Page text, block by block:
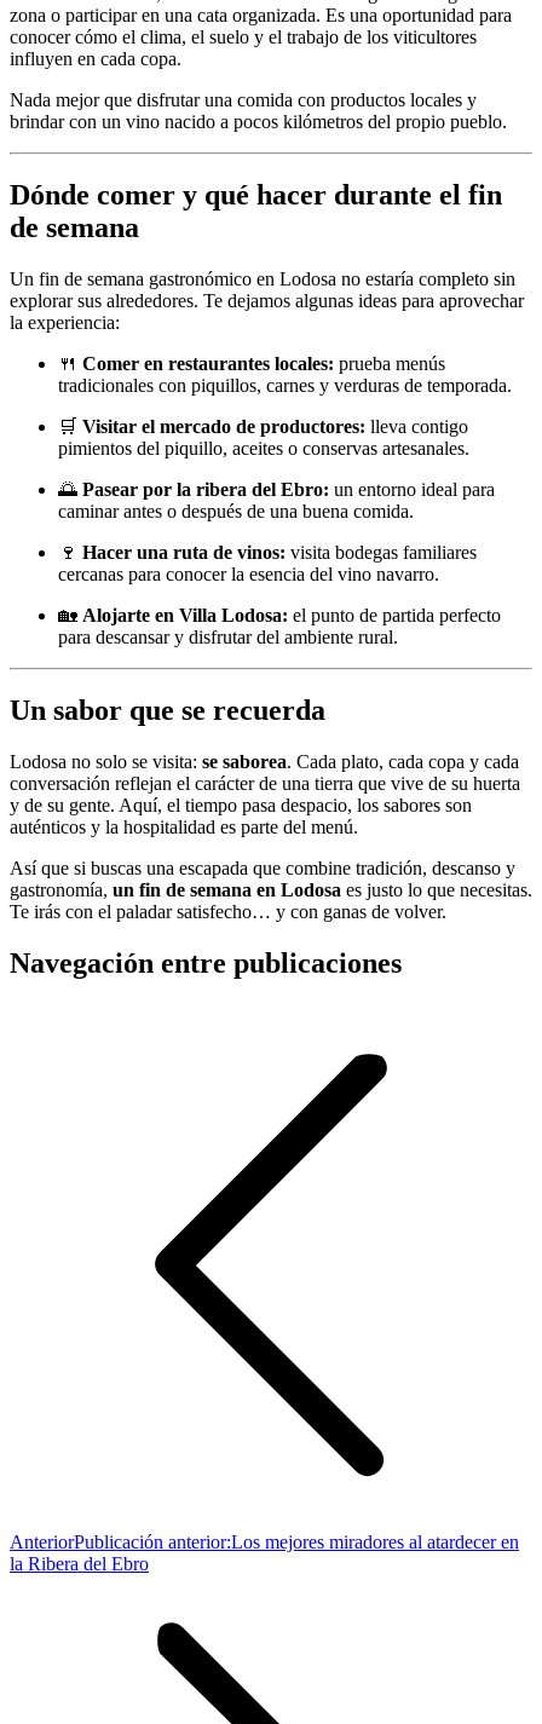
zona o participar en una cata organizada. Es una oportunidad para
conocer cómo el clima, el suelo y el trabajo de los viticultores
influyen en cada copa.
Nada mejor que disfrutar una comida con productos locales y
brindar con un vino nacido a pocos kilómetros del propio pueblo.
Dónde comer y qué hacer durante el fin
de semana
Un fin de semana gastronómico en Lodosa no estaría completo sin
explorar sus alrededores. Te dejamos algunas ideas para aprovechar
la experiencia:
🍴 Comer en restaurantes locales: prueba menús
tradicionales con piquillos, carnes y verduras de temporada.
🛒 Visitar el mercado de productores: lleva contigo
pimientos del piquillo, aceites o conservas artesanales.
🌅 Pasear por la ribera del Ebro: un entorno ideal para
caminar antes o después de una buena comida.
🍷 Hacer una ruta de vinos: visita bodegas familiares
cercanas para conocer la esencia del vino navarro.
🏡 Alojarte en Villa Lodosa: el punto de partida perfecto
para descansar y disfrutar del ambiente rural.
Un sabor que se recuerda
Lodosa no solo se visita: se saborea. Cada plato, cada copa y cada
conversación reflejan el carácter de una tierra que vive de su huerta
y de su gente. Aquí, el tiempo pasa despacio, los sabores son
auténticos y la hospitalidad es parte del menú.
Así que si buscas una escapada que combine tradición, descanso y
gastronomía, un fin de semana en Lodosa es justo lo que necesitas.
Te irás con el paladar satisfecho… y con ganas de volver.
Navegación entre publicaciones
AnteriorPublicación anterior:Los mejores miradores al atardecer en
la Ribera del Ebro